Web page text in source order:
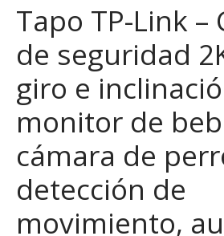
Tapo TP-Link –
de seguridad
giro e
monitor de
cámara de
detección de
movimiento,